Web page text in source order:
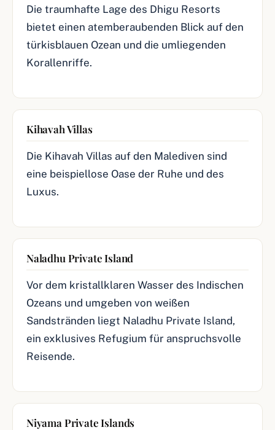
Die traumhafte Lage des Dhigu Resorts
bietet einen atemberaubenden Blick auf den
türkisblauen Ozean und die umliegenden
Korallenriffe.
Kihavah Villas
Die Kihavah Villas auf den Malediven sind
eine beispiellose Oase der Ruhe und des
Luxus.
Naladhu Private Island
Vor dem kristallklaren Wasser des Indischen
Ozeans und umgeben von weißen
Sandstränden liegt Naladhu Private Island,
ein exklusives Refugium für anspruchsvolle
Reisende.
Niyama Private Islands